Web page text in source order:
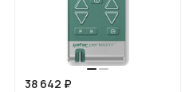
38 642 ₽